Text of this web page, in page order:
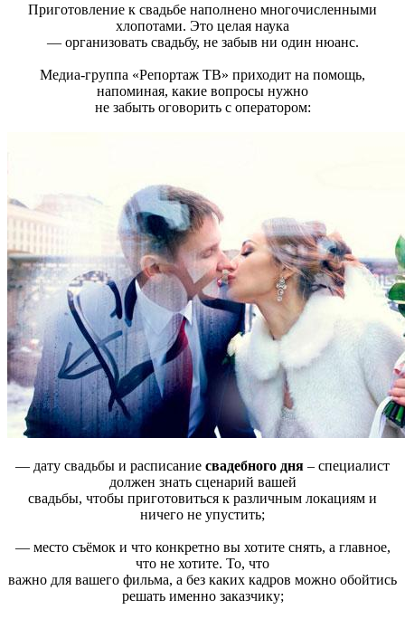
Приготовление к свадьбе наполнено многочисленными
хлопотами. Это целая наука
— организовать свадьбу, не забыв ни один нюанс.
Медиа-группа «Репортаж ТВ» приходит на помощь,
напоминая, какие вопросы нужно
не забыть оговорить с оператором:
— дату свадьбы и расписание свадебного дня – специалист
должен знать сценарий вашей
свадьбы, чтобы приготовиться к различным локациям и
ничего не упустить;
— место съёмок и что конкретно вы хотите снять, а главное,
что не хотите. То, что
важно для вашего фильма, а без каких кадров можно обойтись
решать именно заказчику;